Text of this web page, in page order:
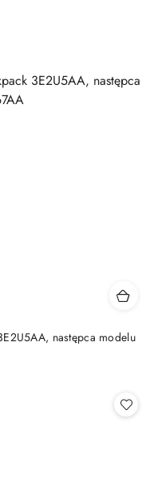
następca modelu